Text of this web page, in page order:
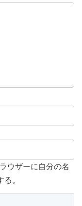
ウザーに自分の名
。